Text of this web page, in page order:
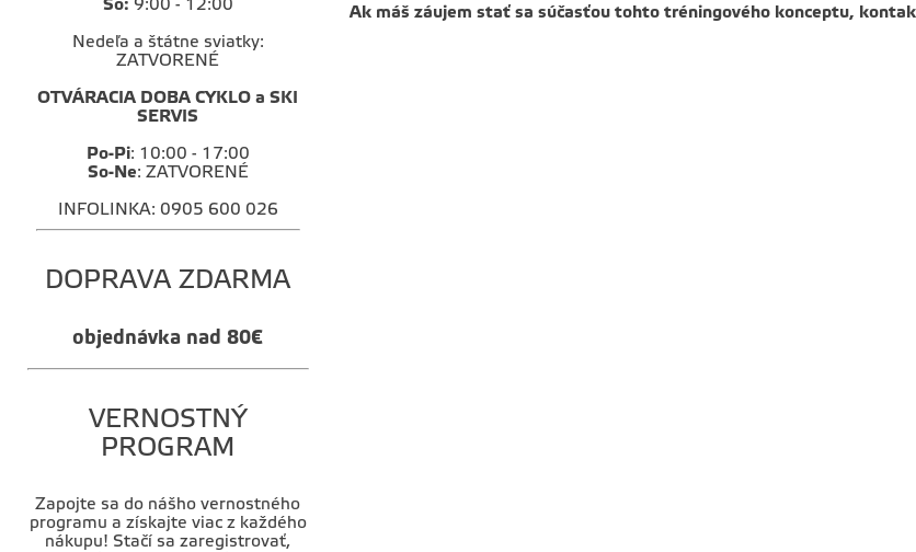
So: 9:00 - 12:00
Nedeľa a štátne sviatky:
ZATVORENÉ
OTVÁRACIA DOBA CYKLO a SKI
SERVIS
Po-Pi: 10:00 - 17:00
So-Ne: ZATVORENÉ
INFOLINKA: 0905 600 026
DOPRAVA ZDARMA
objednávka nad 80€
VERNOSTNÝ
PROGRAM
Zapojte sa do nášho vernostného
programu a získajte viac z každého
nákupu! Stačí sa zaregistrovať,
Ak máš záujem stať sa súčasťou tohto tréningového konceptu,